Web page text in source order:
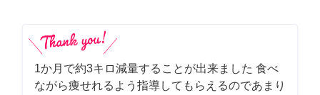
1か月で約3キロ減量することが出来ました 食べ
ながら痩せれるよう指導してもらえるのであまり